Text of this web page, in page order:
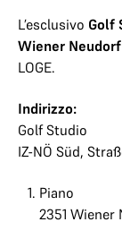
L’esclusivo Golf
Wiener Neudorf
LOGE.
Indirizzo:
Golf Studio
IZ-NÖ Süd,
Piano
2351 Wiener